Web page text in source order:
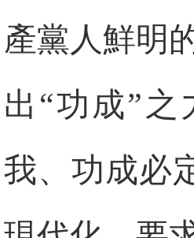
產黨人鮮明
出“功成”
我、功成必